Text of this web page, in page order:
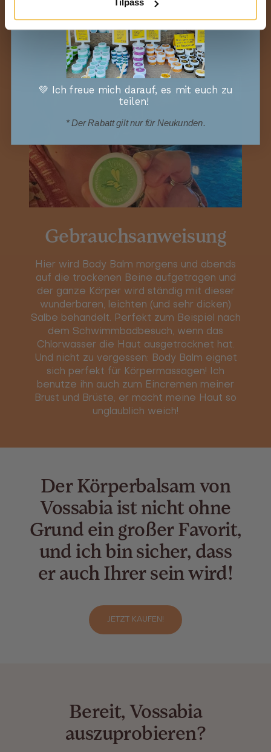
Tilpass
Gebrauchsanweisung
Hier wird Body Balm morgens und abends
auf die trockenen Beine aufgetragen und
der ganze Körper wird ständig mit dieser
wunderbaren, leichten (und sehr dicken)
Salbe behandelt. Perfekt zum Beispiel nach
dem Schwimmbadbesuch, wenn das
Chlorwasser die Haut ausgetrocknet hat.
Und nicht zu vergessen: Body Balm eignet
sich perfekt für Körpermassagen! Ich
benutze ihn auch zum Eincremen meiner
Brust und Brüste, er macht meine Haut so
unglaublich weich!
Der Körperbalsam von
Vossabia ist nicht ohne
Grund ein großer Favorit,
und ich bin sicher, dass
er auch Ihrer sein wird!
JETZT KAUFEN!
Bereit, Vossabia
auszuprobieren?
💚 Ich freue mich darauf, es mit euch zu
teilen!
* Der Rabatt gilt nur für Neukunden.